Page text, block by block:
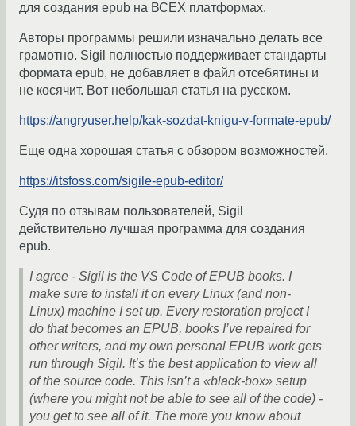
для создания epub на ВСЕХ платформах.
Авторы программы решили изначально делать все
грамотно. Sigil полностью поддерживает стандарты
формата epub, не добавляет в файл отсебятины и
не косячит. Вот небольшая статья на русском.
https://angryuser.help/kak-sozdat-knigu-v-formate-epub/
Еще одна хорошая статья с обзором возможностей.
https://itsfoss.com/sigile-epub-editor/
Судя по отзывам пользователей, Sigil
действительно лучшая программа для создания
epub.
I agree - Sigil is the VS Code of EPUB books. I
make sure to install it on every Linux (and non-
Linux) machine I set up. Every restoration project I
do that becomes an EPUB, books I’ve repaired for
other writers, and my own personal EPUB work gets
run through Sigil. It’s the best application to view all
of the source code. This isn’t a «black-box» setup
(where you might not be able to see all of the code) -
you get to see all of it. The more you know about